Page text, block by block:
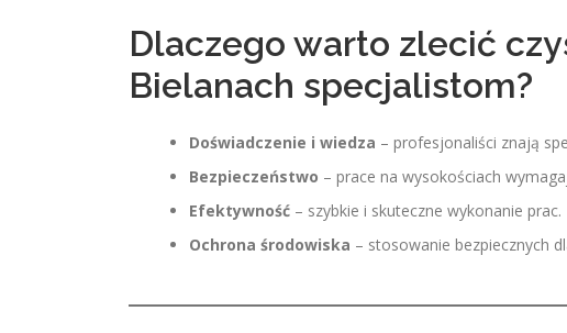
Dlaczego warto zlecić
Bielanach specjalistom?
Doświadczenie i wiedza – profesjonaliści znają
Bezpieczeństwo – prace na wysokościach
Efektywność – szybkie i skuteczne wykonanie prac.
Ochrona środowiska – stosowanie bezpiecznych